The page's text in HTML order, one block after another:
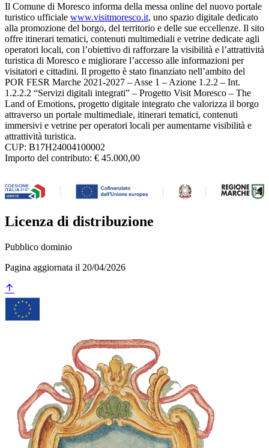
Il Comune di Moresco informa della messa online del nuovo portale
turistico ufficiale www.visitmoresco.it, uno spazio digitale dedicato
alla promozione del borgo, del territorio e delle sue eccellenze. Il sito
offre itinerari tematici, contenuti multimediali e vetrine dedicate agli
operatori locali, con l’obiettivo di rafforzare la visibilità e l’attrattività
turistica di Moresco e migliorare l’accesso alle informazioni per
visitatori e cittadini. Il progetto è stato finanziato nell’ambito del
POR FESR Marche 2021-2027 – Asse 1 – Azione 1.2.2 – Int.
1.2.2.2 “Servizi digitali integrati” – Progetto Visit Moresco – The
Land of Emotions, progetto digitale integrato che valorizza il borgo
attraverso un portale multimediale, itinerari tematici, contenuti
immersivi e vetrine per operatori locali per aumentarne visibilità e
attrattività turistica.
CUP: B17H24004100002
Importo del contributo: € 45.000,00
Licenza di distribuzione
Pubblico dominio
Pagina aggiornata il 20/04/2026